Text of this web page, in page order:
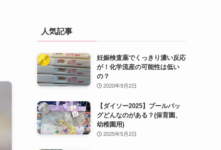
人気記事
妊娠検査薬でくっきり濃い反応
が！化学流産の可能性は低い
の？
2020年9月2日
【ダイソー2025】プールバッ
グどんなのがある？(保育園、
幼稚園用)
2025年5月2日